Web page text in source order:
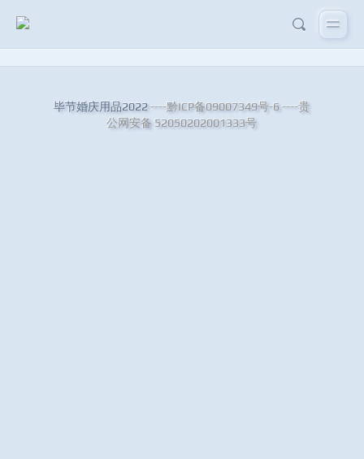
毕节婚庆用品2022----黔ICP备09007349号-6 ----贵
公网安备 52050202001333号